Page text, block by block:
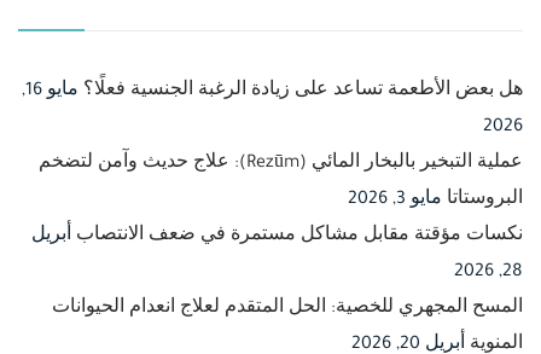
هل بعض الأطعمة تساعد على زيادة الرغبة الجنسية فعلًا؟
مايو 16,
2026
عملية التبخير بالبخار المائي (Rezūm): علاج حديث وآمن لتضخم
البروستاتا مايو 3, 2026
نكسات مؤقتة مقابل مشاكل مستمرة في ضعف الانتصاب أبريل
28, 2026
المسح المجهري للخصية: الحل المتقدم لعلاج انعدام الحيوانات
المنوية أبريل 20, 2026